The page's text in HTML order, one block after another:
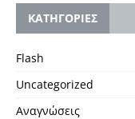
KΑΤΗΓΟΡΙΕΣ
Flash
Uncategorized
Αναγνώσεις